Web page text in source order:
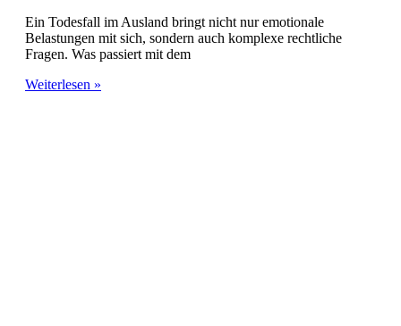
Ein Todesfall im Ausland bringt nicht nur emotionale
Belastungen mit sich, sondern auch komplexe rechtliche
Fragen. Was passiert mit dem
Weiterlesen »